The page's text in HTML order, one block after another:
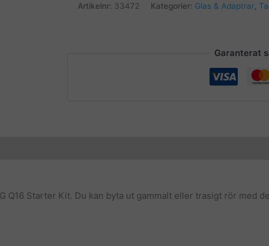
Artikelnr: 33472 Kategorier: Glas & Adaptrar,
Garanterat
Q16 Starter Kit. Du kan byta ut gammalt eller trasigt rör med